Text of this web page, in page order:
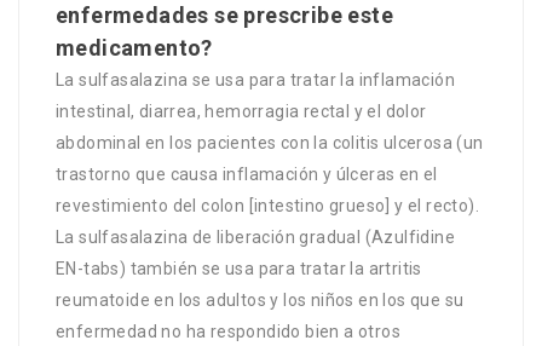
enfermedades se prescribe este
medicamento?
La sulfasalazina se usa para tratar la inflamación
intestinal, diarrea, hemorragia rectal y el dolor
abdominal en los pacientes con la colitis ulcerosa (un
trastorno que causa inflamación y úlceras en el
revestimiento del colon [intestino grueso] y el recto).
La sulfasalazina de liberación gradual (Azulfidine
EN-tabs) también se usa para tratar la artritis
reumatoide en los adultos y los niños en los que su
enfermedad no ha respondido bien a otros